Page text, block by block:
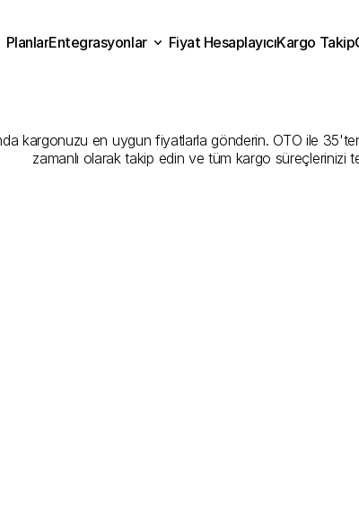
kargonuzu en uygun fiyatlarla gönderin. OTO ile
zamanlı olarak takip edin ve tüm kargo süreçlerinizi
PlanlarEntegrasyonlar
Fiyat HesaplayıcıKargo Takip